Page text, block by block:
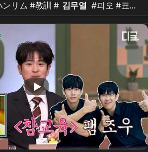
ンリム #教訓 # 김무열 #피오 #표지
#ウェブドラマ #kdrama
#kimmuyeol